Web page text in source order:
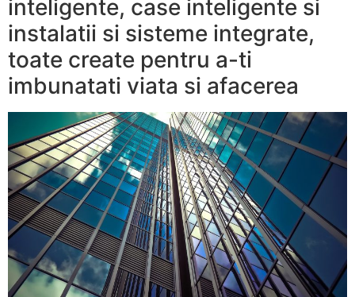
inteligente, case inteligente si
instalatii si sisteme integrate,
toate create pentru a-ti
imbunatati viata si afacerea